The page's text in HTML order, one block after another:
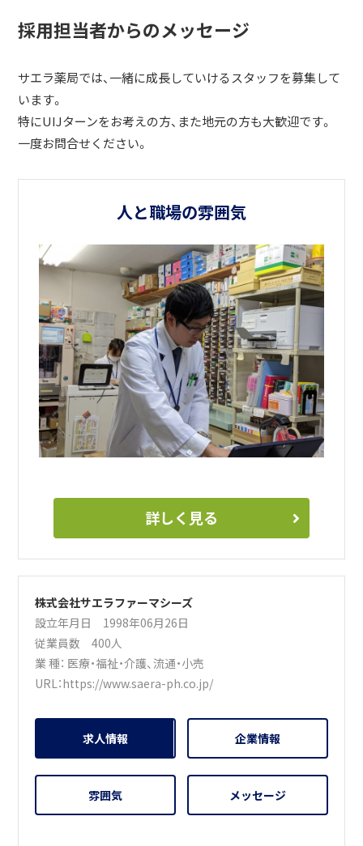
採用担当者からのメッセージ
サエラ薬局では、一緒に成長していけるスタッフを募集して
います。
特にUIJターンをお考えの方、また地元の方も大歓迎です。
一度お問合せください。
人と職場の雰囲気
詳しく見る
株式会社サエラファーマシーズ
設立年月日 1998年06月26日
従業員数 400人
業 種： 医療・福祉・介護、流通・小売
URL：https://www.saera-ph.co.jp/
求人情報 企業情報
雰囲気 メッセージ